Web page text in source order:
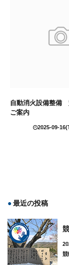
自動消火設備整備
ご案内
2025-09-
最近の投稿
競